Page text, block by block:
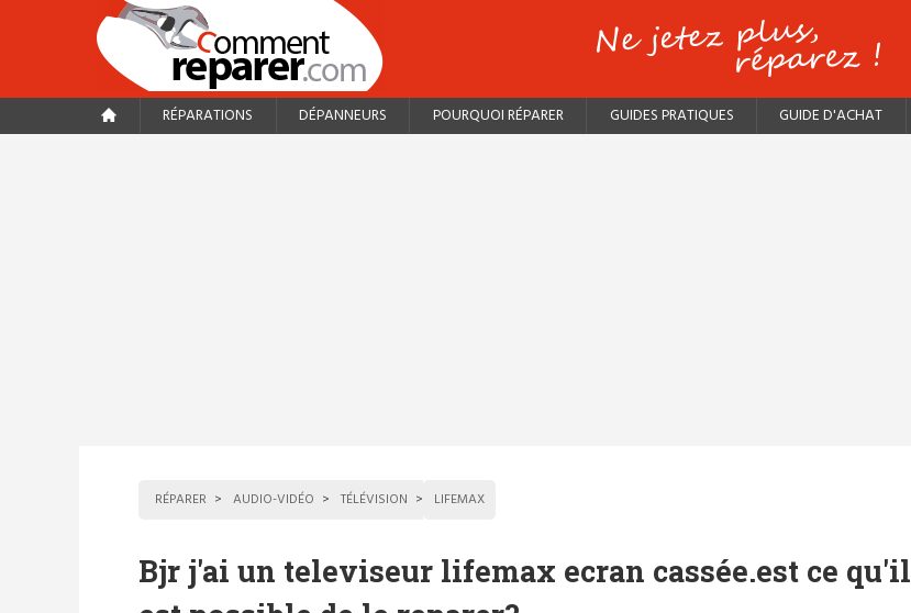
RÉPARATIONS DÉPANNEURS POURQUOI RÉPARER GUIDES PRATIQUES GUIDE D'ACHAT
RÉPARER AUDIO-VIDÉO TÉLÉVISION LIFEMAX
Bjr j'ai un televiseur lifemax ecran cassée.est ce qu'il